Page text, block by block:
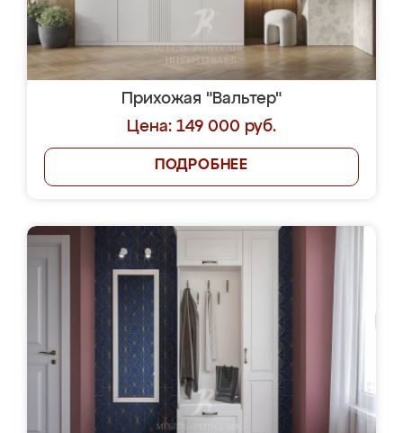
Прихожая "Вальтер"
Цена: 149 000 руб.
ПОДРОБНЕЕ